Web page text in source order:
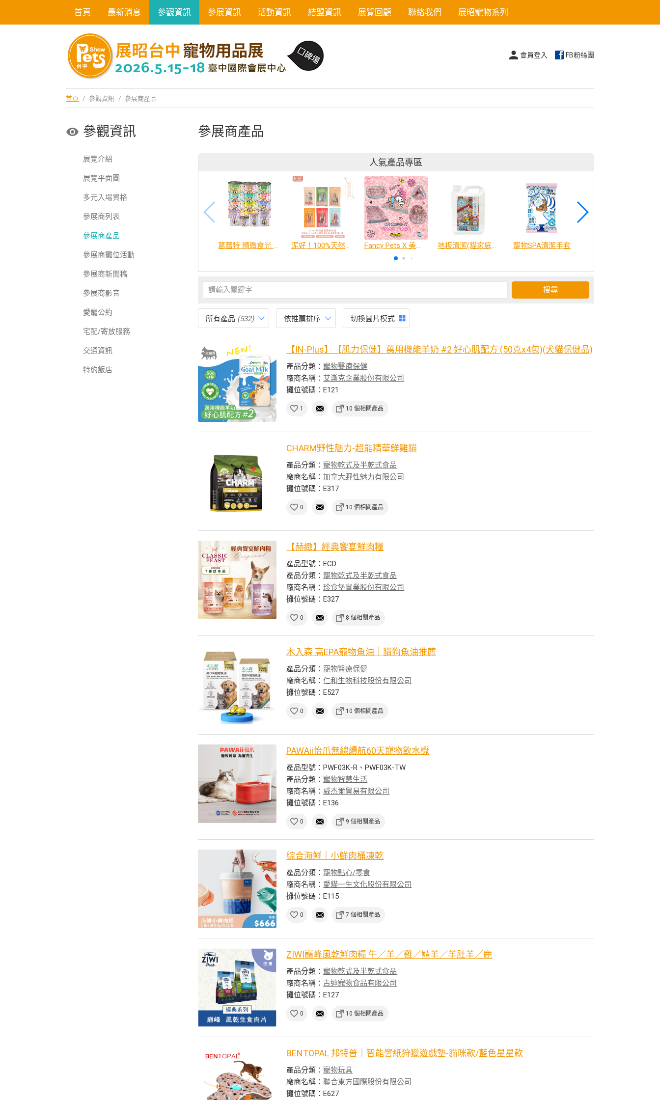
首頁 最新消息 參觀資訊 參展資訊 活動資訊 結盟資訊 展覽回顧 聯絡我們 展昭寵物系列
會員登入 FB粉絲團
首頁 / 參觀資訊 / 參展商產品
參觀資訊
展覽介紹
展覽平面圖
多元入場資格
參展商列表
參展商產品
參展商攤位活動
參展商新聞稿
參展商影音
愛寵公約
宅配/寄放服務
交通資訊
特約飯店
參展商產品
人氣產品專區
葛蕾特 精緻食光 主食貓罐、貓餐包 泥好！100%天然營養蔬果肉泥 Fancy Pets X 美樂蒂 百變造型寵物睡床墊 地板清潔(貓家庭適用)2000ml 寵物SPA清潔手套
所有產品 (532) 依推薦排序 切換圖片模式
【IN-Plus】【肌力保健】萬用機能羊奶 #2 好心肌配方 (50克x4包)(犬貓保健品)
產品分類：寵物醫療保健
廠商名稱： 艾澌克企業股份有限公司
攤位號碼：E121
1 10 個相關產品
CHARM野性魅力-超能精華鮮雞貓
產品分類：寵物乾式及半乾式食品
廠商名稱：加拿大野性魅力有限公司
攤位號碼：E317
0 10 個相關產品
【赫緻】經典饗宴鮮肉糧
產品型號：ECD
產品分類：寵物乾式及半乾式食品
廠商名稱：珍食堡實業股份有限公司
攤位號碼：E327
0 8 個相關產品
木入森 高EPA寵物魚油｜貓狗魚油推薦
產品分類：寵物醫療保健
廠商名稱：仁和生物科技股份有限公司
攤位號碼：E527
0 10 個相關產品
PAWAii怡爪無線續航60天寵物飲水機
產品型號：PWF03K-R、PWF03K-TW
產品分類：寵物智慧生活
廠商名稱： 威杰爾貿易有限公司
攤位號碼：E136
0 9 個相關產品
綜合海鮮｜小鮮肉桶凍乾
產品分類：寵物點心/零食
廠商名稱： 愛貓一生文化股份有限公司
攤位號碼：E115
0 7 個相關產品
ZIWI巔峰風乾鮮肉糧 牛／羊／雞／鯖羊／羊肚羊／鹿
產品分類：寵物乾式及半乾式食品
廠商名稱：古迪寵物食品有限公司
攤位號碼：E127
0 10 個相關產品
BENTOPAL 邦特普｜智能響紙狩獵遊戲墊-貓咪款/藍色星星款
產品分類：寵物玩具
廠商名稱：聯合東方國際股份有限公司
攤位號碼：E627